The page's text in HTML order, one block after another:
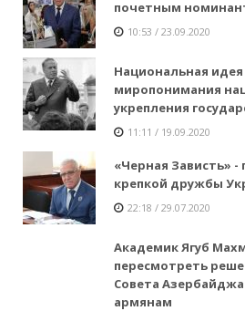
почетным
10:53 / 23.09.2020
Национальная
миропонимания
укрепления
11:11 / 19.09.2020
«Черная Зависть» -
крепкой дружбы
22:18 / 29.07.2020
Академик Ягуб
пересмотреть
Совета
армянам